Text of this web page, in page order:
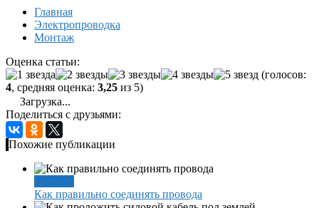
Главная
Электропроводка
Монтаж
Оценка статьи:
(голосов:
4, средняя оценка: 3,25 из 5)
Загрузка...
Поделиться с друзьями:
Похожие публикации
Как правильно соединять провода